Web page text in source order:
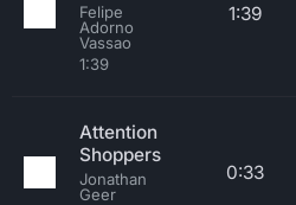
Felipe
Adorno
Vassao
1:39
1:39
Attention
Shoppers
Jonathan
Geer
0:33